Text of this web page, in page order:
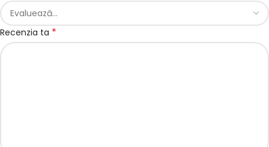
Recenzia ta *